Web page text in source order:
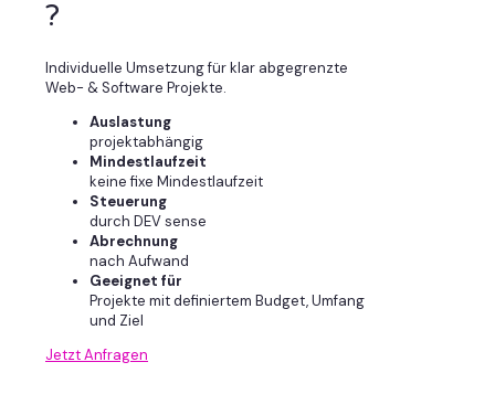
?
Individuelle Umsetzung für klar abgegrenzte
Web- & Software Projekte.
Auslastung
projektabhängig
Mindestlaufzeit
keine fixe Mindestlaufzeit
Steuerung
durch DEV sense
Abrechnung
nach Aufwand
Geeignet für
Projekte mit definiertem Budget, Umfang
und Ziel
Jetzt Anfragen